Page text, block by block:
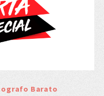
Barato